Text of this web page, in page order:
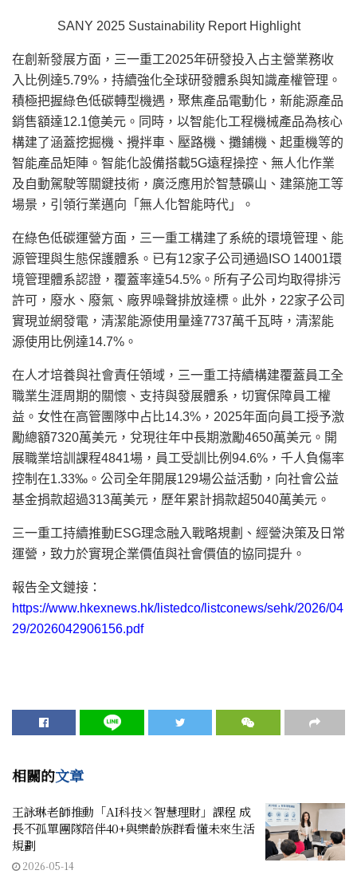
SANY 2025 Sustainability Report Highlight
在創新發展方面，三一重工2025年研發投入占主營業務收
入比例達5.79%，持續強化全球研發體系與知識產權管理。
積極把握綠色低碳轉型機遇，聚焦產品電動化，新能源產品
銷售額達12.1億美元。同時，以智能化工程機械產品為核心
構建了涵蓋挖掘機、攪拌車、壓路機、攤鋪機、起重機等的
智能產品矩陣。智能化設備搭載5G遠程操控、無人化作業
及自動駕駛等關鍵技術，廣泛應用於智慧礦山、建築施工等
場景，引領行業邁向「無人化智能時代」。
在綠色低碳運營方面，三一重工構建了系統的環境管理、能
源管理與生態保護體系。已有12家子公司通過ISO 14001環
境管理體系認證，覆蓋率達54.5%。所有子公司均取得排污
許可，廢水、廢氣、廠界噪聲排放達標。此外，22家子公司
實現並網發電，清潔能源使用量達7737萬千瓦時，清潔能
源使用比例達14.7%。
在人才培養與社會責任領域，三一重工持續構建覆蓋員工全
職業生涯周期的關懷、支持與發展體系，切實保障員工權
益。女性在高管團隊中占比14.3%，2025年面向員工授予激
勵總額7320萬美元，兌現往年中長期激勵4650萬美元。開
展職業培訓課程4841場，員工受訓比例94.6%，千人負傷率
控制在1.33‰。公司全年開展129場公益活動，向社會公益
基金捐款超過313萬美元，歷年累計捐款超5040萬美元。
三一重工持續推動ESG理念融入戰略規劃、經營決策及日常
運營，致力於實現企業價值與社會價值的協同提升。
報告全文鏈接：
https://www.hkexnews.hk/listedco/listconews/sehk/2026/04
29/2026042906156.pdf
相關的文章
王詠琳老師推動「AI科技×智慧理財」課程 成
長不孤單團隊陪伴40+與樂齡族群看懂未來生活
規劃
2026-05-14